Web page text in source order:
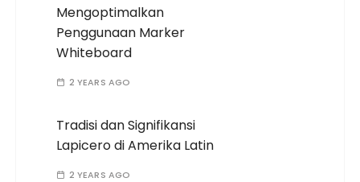
Mengoptimalkan
Penggunaan Marker
Whiteboard
2 YEARS AGO
Tradisi dan Signifikansi
Lapicero di Amerika Latin
2 YEARS AGO